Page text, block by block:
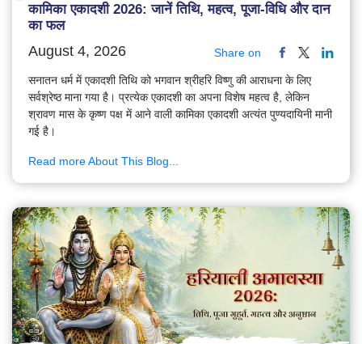
कामिका एकादशी 2026: जानें तिथि, महत्व, पूजा-विधि और दान
का फल
August 4, 2026 Share on
सनातन धर्म में एकादशी तिथि को भगवान श्रीहरि विष्णु की आराधना के लिए
सर्वश्रेष्ठ माना गया है। प्रत्येक एकादशी का अपना विशेष महत्व है, लेकिन
श्रावण मास के कृष्ण पक्ष में आने वाली कामिका एकादशी अत्यंत पुण्यदायिनी मानी
गई है।
Read more About This Blog...